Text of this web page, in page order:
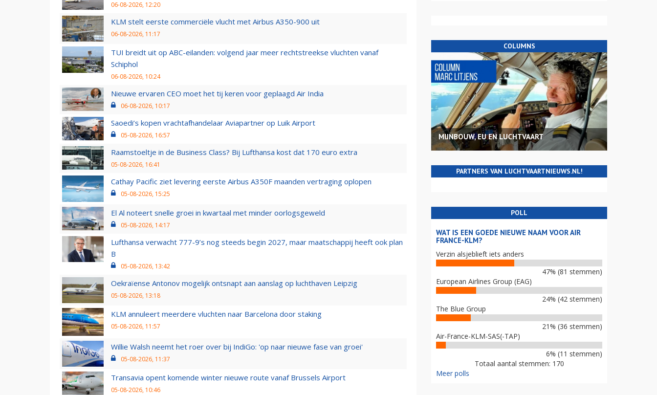
06-08-2026, 12:20
KLM stelt eerste commerciële vlucht met Airbus A350-900 uit
06-08-2026, 11:17
TUI breidt uit op ABC-eilanden: volgend jaar meer rechtstreekse vluchten vanaf
Schiphol
06-08-2026, 10:24
Nieuwe ervaren CEO moet het tij keren voor geplaagd Air India
06-08-2026, 10:17
Saoedi’s kopen vrachtafhandelaar Aviapartner op Luik Airport
05-08-2026, 16:57
Raamstoeltje in de Business Class? Bij Lufthansa kost dat 170 euro extra
05-08-2026, 16:41
Cathay Pacific ziet levering eerste Airbus A350F maanden vertraging oplopen
05-08-2026, 15:25
El Al noteert snelle groei in kwartaal met minder oorlogsgeweld
05-08-2026, 14:17
Lufthansa verwacht 777-9’s nog steeds begin 2027, maar maatschappij heeft ook plan
B
05-08-2026, 13:42
Oekraïense Antonov mogelijk ontsnapt aan aanslag op luchthaven Leipzig
05-08-2026, 13:18
KLM annuleert meerdere vluchten naar Barcelona door staking
05-08-2026, 11:57
Willie Walsh neemt het roer over bij IndiGo: 'op naar nieuwe fase van groei'
05-08-2026, 11:37
Transavia opent komende winter nieuwe route vanaf Brussels Airport
05-08-2026, 10:46
COLUMNS
MIJNBOUW, EU EN LUCHTVAART
PARTNERS VAN LUCHTVAARTNIEUWS.NL!
POLL
WAT IS EEN GOEDE NIEUWE NAAM VOOR AIR
FRANCE-KLM?
Verzin alsjeblieft iets anders
47% (81 stemmen)
European Airlines Group (EAG)
24% (42 stemmen)
The Blue Group
21% (36 stemmen)
Air-France-KLM-SAS(-TAP)
6% (11 stemmen)
Totaal aantal stemmen: 170
Meer polls